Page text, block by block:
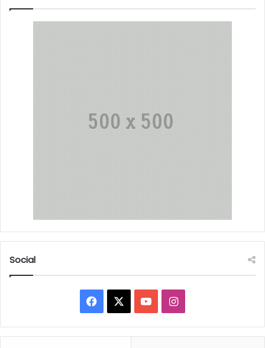
Social
Facebook YouTubeInstagram